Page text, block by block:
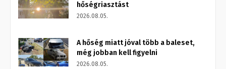
hőségriasztást
2026.08.05.
A hőség miatt jóval több a baleset,
még jobban kell figyelni
2026.08.05.